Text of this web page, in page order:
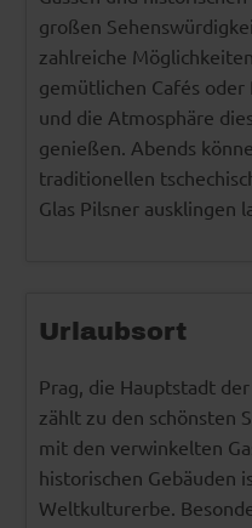
großen
zahlreiche
gemütlichen Cafés oder
und die Atmosphäre
genießen. Abends
traditionellen
Glas Pilsner ausklingen
Urlaubsort
Prag, die Hauptstadt
zählt zu den schönsten
mit den verwinkelten
historischen Gebäuden
Weltkulturerbe.